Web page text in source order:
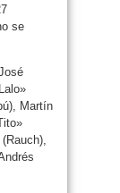
se
Martín